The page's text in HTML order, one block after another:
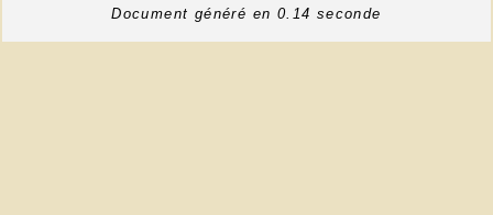
Document généré en 0.14 seconde